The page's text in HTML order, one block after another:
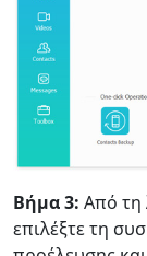
Βήμα 3: Από τη
επιλέξτε τη